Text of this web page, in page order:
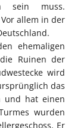
sein muss.
allem in der
ehemaligen
Ruinen der
wird
das
und hat einen
wurden
Er